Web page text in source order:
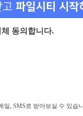
KBS의 올드 케이팝 프
파일시티 시작
동의합니다.
일, SMS로 받아보실 수 있습